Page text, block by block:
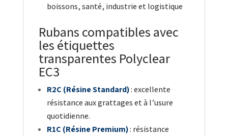
boissons, santé, industrie et logistique
Rubans compatibles avec
les étiquettes
transparentes Polyclear
EC3
R2C (Résine Standard): excellente
résistance aux grattages et à l’usure
quotidienne.
R1C (Résine Premium): résistance